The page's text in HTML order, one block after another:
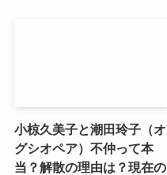
小椋久美子と潮田玲子（オ
グシオペア）不仲って本
当？解散の理由は？現在の